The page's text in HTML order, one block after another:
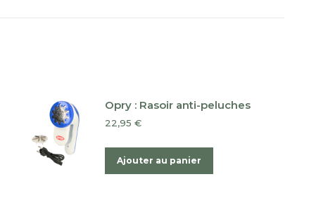
Opry : Rasoir anti-peluches
22,95 €
Ajouter au panier